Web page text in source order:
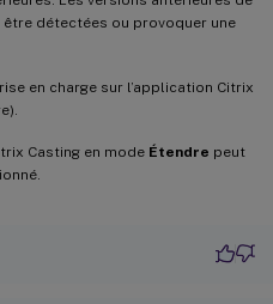
détectées ou provoquer une
en charge sur l’application Citrix
Casting en mode Étendre peut